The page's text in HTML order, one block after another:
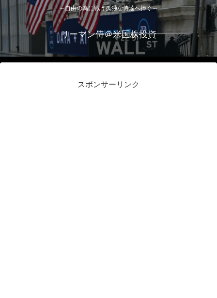
～自由の為に戦う孤独な侍達へ捧ぐ～
リーマン侍＠米国株投資
スポンサーリンク